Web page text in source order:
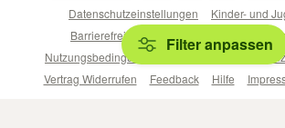
Filter anpassen
Datenschutzeinstellungen
Kinder- und
Barrierefreiheitserklärung
Nutzungsbedingungen
Beliebte Suchen
Vertrag Widerrufen
Feedback Hilfe